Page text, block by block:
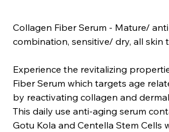
Collagen Fiber Serum - Mature/
combination, sensitive/ dry, all skin
Experience the revitalizing
Fiber Serum which targets age
by reactivating collagen and
This daily use anti-aging serum
Gotu Kola and Centella Stem Cells